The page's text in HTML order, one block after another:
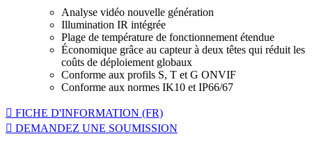
Analyse vidéo nouvelle génération
Illumination IR intégrée
Plage de température de fonctionnement étendue
Économique grâce au capteur à deux têtes qui réduit les
coûts de déploiement globaux
Conforme aux profils S, T et G ONVIF
Conforme aux normes IK10 et IP66/67
FICHE D'INFORMATION (FR)
DEMANDEZ UNE SOUMISSION